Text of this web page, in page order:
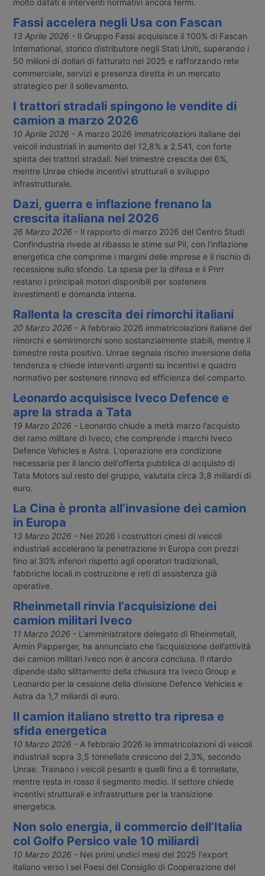
molto datati e interventi normativi ancora fermi.
Fassi accelera negli Usa con Fascan
13 Aprile 2026 - Il Gruppo Fassi acquisisce il 100% di Fascan
International, storico distributore negli Stati Uniti, superando i
50 milioni di dollari di fatturato nel 2025 e rafforzando rete
commerciale, servizi e presenza diretta in un mercato
strategico per il sollevamento.
I trattori stradali spingono le vendite di
camion a marzo 2026
10 Aprile 2026 - A marzo 2026 immatricolazioni italiane dei
veicoli industriali in aumento del 12,8% a 2.541, con forte
spinta dei trattori stradali. Nel trimestre crescita del 6%,
mentre Unrae chiede incentivi strutturali e sviluppo
infrastrutturale.
Dazi, guerra e inflazione frenano la
crescita italiana nel 2026
26 Marzo 2026 - Il rapporto di marzo 2026 del Centro Studi
Confindustria rivede al ribasso le stime sul Pil, con l'inflazione
energetica che comprime i margini delle imprese e il rischio di
recessione sullo sfondo. La spesa per la difesa e il Pnrr
restano i principali motori disponibili per sostenere
investimenti e domanda interna.
Rallenta la crescita dei rimorchi italiani
20 Marzo 2026 - A febbraio 2026 immatricolazioni italiane dei
rimorchi e semirimorchi sono sostanzialmente stabili, mentre il
bimestre resta positivo. Unrae segnala rischio inversione della
tendenza e chiede interventi urgenti su incentivi e quadro
normativo per sostenere rinnovo ed efficienza del comparto.
Leonardo acquisisce Iveco Defence e
apre la strada a Tata
19 Marzo 2026 - Leonardo chiude a metà marzo l'acquisto
del ramo militare di Iveco, che comprende i marchi Iveco
Defence Vehicles e Astra. L'operazione era condizione
necessaria per il lancio dell'offerta pubblica di acquisto di
Tata Motors sul resto del gruppo, valutata circa 3,8 miliardi di
euro.
La Cina è pronta all’invasione dei camion
in Europa
13 Marzo 2026 - Nel 2026 i costruttori cinesi di veicoli
industriali accelerano la penetrazione in Europa con prezzi
fino al 30% inferiori rispetto agli operatori tradizionali,
fabbriche locali in costruzione e reti di assistenza già
operative.
Rheinmetall rinvia l’acquisizione dei
camion militari Iveco
11 Marzo 2026 - L’amministratore delegato di Rheinmetall,
Armin Papperger, ha annunciato che l’acquisizione dell’attività
dei camion militari Iveco non è ancora conclusa. Il ritardo
dipende dallo slittamento della chiusura tra Iveco Group e
Leonardo per la cessione della divisione Defence Vehicles e
Astra da 1,7 miliardi di euro.
Il camion italiano stretto tra ripresa e
sfida energetica
10 Marzo 2026 - A febbraio 2026 le immatricolazioni di veicoli
industriali sopra 3,5 tonnellate crescono del 2,3%, secondo
Unrae. Trainano i veicoli pesanti e quelli fino a 6 tonnellate,
mentre resta in rosso il segmento medio. Il settore chiede
incentivi strutturali e infrastrutture per la transizione
energetica.
Non solo energia, il commercio dell’Italia
col Golfo Persico vale 10 miliardi
10 Marzo 2026 - Nei primi undici mesi del 2025 l'export
italiano verso i sei Paesi del Consiglio di Cooperazione del